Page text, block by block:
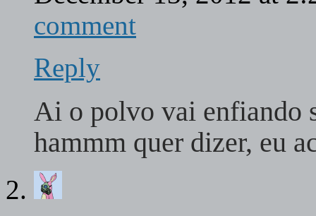
comment
Reply
Ai o polvo vai enfiando
hammm quer dizer, eu